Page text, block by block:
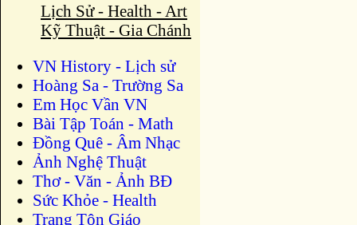
Lịch Sử - Health - Art
Kỹ Thuật - Gia Chánh
VN History - Lịch sử
Hoàng Sa - Trường Sa
Em Học Vần VN
Bài Tập Toán - Math
Đồng Quê - Âm Nhạc
Ảnh Nghệ Thuật
Thơ - Văn - Ảnh BĐ
Sức Khỏe - Health
Trang Tôn Giáo